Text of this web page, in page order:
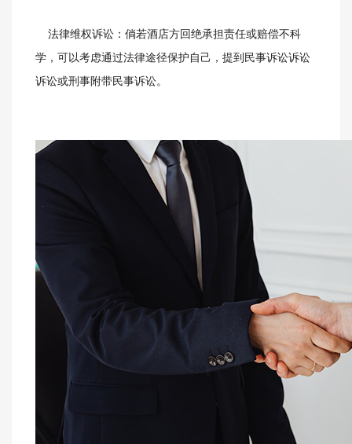
法律维权诉讼：倘若酒店方回绝承担责任或赔偿不科
学，可以考虑通过法律途径保护自己，提到民事诉讼诉讼
诉讼或刑事附带民事诉讼。